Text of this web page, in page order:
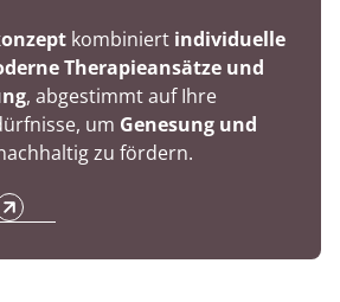
kombiniert individuelle
Therapieansätze und
, abgestimmt auf Ihre
um Genesung und
zu fördern.